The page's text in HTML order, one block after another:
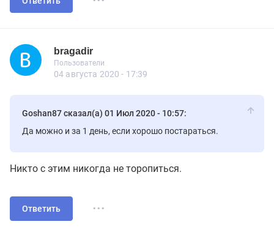
bragadir
bragadir
Пользователи
Новичок
Пользователи
7 сообщений
04 августа 2020 - 17:39
Goshan87 сказал(а) 01 Июл 2020 - 10:57:
Да можно и за 1 день, если хорошо постараться.
Никто с этим никогда не торопиться.
Ответить ...